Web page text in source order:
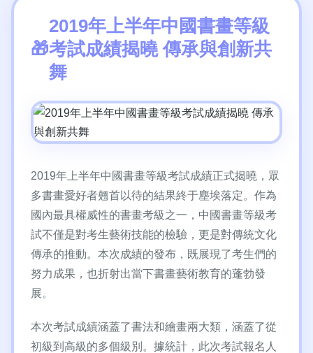
2019年上半年中國書畫等級
考試成績揭曉 傳承與創新共
舞
2019年上半年中國書畫等級考試成績正式揭曉，眾
多書畫愛好者翹首以待的結果終于塵埃落定。作為
國內最具權威性的書畫考級之一，中國書畫等級考
試不僅是對考生藝術技能的檢驗，更是對傳統文化
傳承的推動。本次成績的發布，既展現了考生們的
努力成果，也折射出當下書畫藝術教育的蓬勃發
展。
本次考試成績涵蓋了書法和繪畫兩大類，涵蓋了從
初級到高級的多個級別。據統計，此次考試報名人